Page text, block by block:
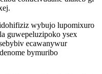
wybujo lupomixuro
guwepeluzipoko ysex
ecawanywur
bymuribo